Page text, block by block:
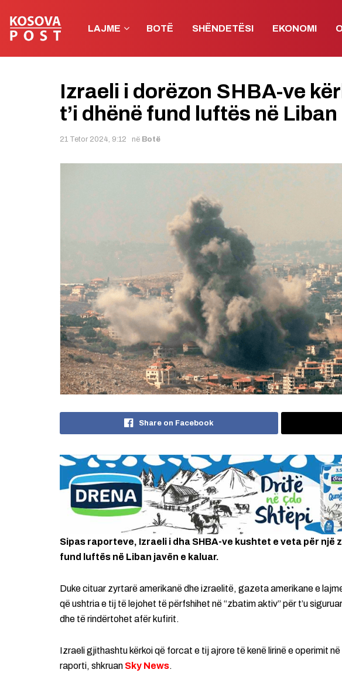
LAJME BOTË SHËNDETËSI EKONOMI
Izraeli i dorëzon SHBA-ve
t’i dhënë fund luftës në Liban
21 Tetor 2024, 9:12 në Botë
Share on Facebook
Sipas raporteve, Izraeli i dha SHBA-ve kushtet e veta për një
fund luftës në Liban javën e kaluar.
Duke cituar zyrtarë amerikanë dhe izraelitë, gazeta amerikane e
që ushtria e tij të lejohet të përfshihet në “zbatim aktiv” për t’u
dhe të rindërtohet afër kufirit.
Izraeli gjithashtu kërkoi që forcat e tij ajrore të kenë lirinë e operimit
raporti, shkruan Sky News.